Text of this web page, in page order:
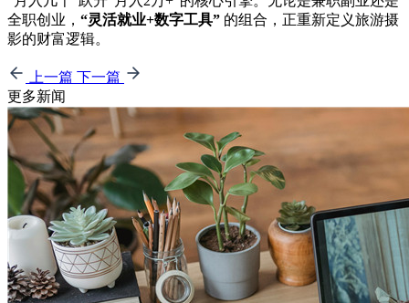
全职创业， “灵活就业+数字工具” 的组合，正重新定义旅游摄
影的财富逻辑。
上一篇 下一篇
更多新闻